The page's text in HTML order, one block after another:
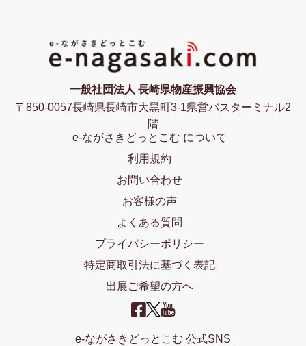
一般社団法人 長崎県物産振興協会
〒850-0057長崎県長崎市大黒町3-1県営バスターミナル2
階
e-ながさきどっとこむ について
利用規約
お問い合わせ
お客様の声
よくある質問
プライバシーポリシー
特定商取引法に基づく表記
出展ご希望の方へ
e-ながさきどっとこむ 公式SNS